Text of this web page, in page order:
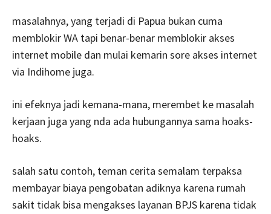
masalahnya, yang terjadi di Papua bukan cuma
memblokir WA tapi benar-benar memblokir akses
internet mobile dan mulai kemarin sore akses internet
via Indihome juga.
ini efeknya jadi kemana-mana, merembet ke masalah
kerjaan juga yang nda ada hubungannya sama hoaks-
hoaks.
salah satu contoh, teman cerita semalam terpaksa
membayar biaya pengobatan adiknya karena rumah
sakit tidak bisa mengakses layanan BPJS karena tidak